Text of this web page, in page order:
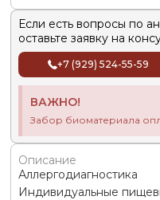
Если есть вопросы по
оставьте заявку на
+7 (929) 524-55-59
ВАЖНО!
Забор биоматериала
Описание
Аллергодиагностика
Индивидуальные